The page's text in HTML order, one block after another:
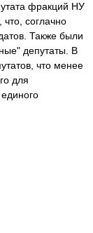
фракций НУ
соглачно
Также были
депутаты. В
что менее
для